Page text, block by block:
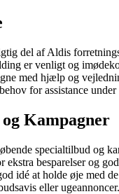
del af Aldis
er venligt og
med hjælp og
for assistance
Kampagner
specialtilbud og
ekstra besparelser og
idé at holde øje med
eller ugeannoncer.